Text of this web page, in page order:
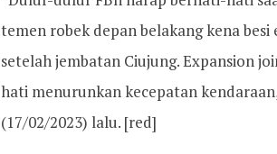
temen robek depan belakang kena
setelah jembatan Ciujung. Expansion
hati menurunkan kecepatan
(17/02/2023) lalu. [red]